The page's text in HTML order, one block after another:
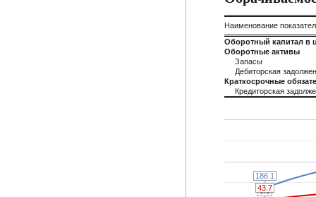
Наименование
Оборотный капитал в
Оборотные активы
Запасы
Дебиторская
Краткосрочные
Кредиторская
3.3
3.3
186.1
186.1
43.7
43.7